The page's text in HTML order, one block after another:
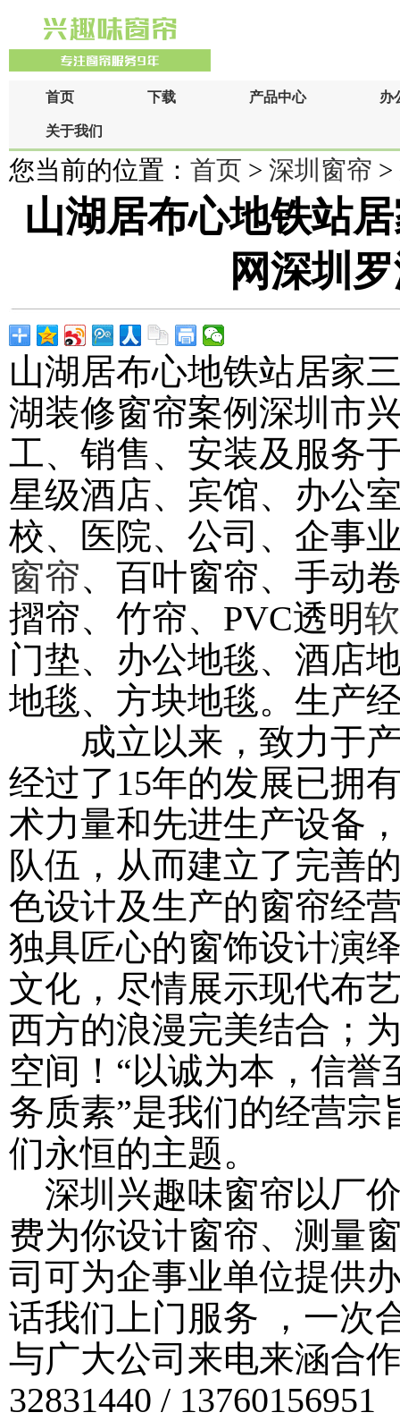
首页 下载 产品中心 办
关于我们
您当前的位置： 首页 > 深圳窗帘 >
山湖居布心地铁站
网深圳
山湖居布心地铁站居家
湖装修窗帘案例深圳市
工、销售、安装及服务
星级酒店、宾馆、办公
校、医院、公司、企事
窗帘、百叶窗帘、手动
摺帘、竹帘、PVC透明
门垫、办公地毯、酒店
地毯、方块地毯。生产
成立以来，致力于产
经过了15年的发展已拥
术力量和先进生产设备
队伍，从而建立了完善
色设计及生产的窗帘
独具匠心的窗饰设计演
文化，尽情展示现代布
西方的浪漫完美结合；
空间！“以诚为本，信
务质素”是我们的经营宗
们永恒的主题。
深圳兴趣味窗帘以厂
费为你设计窗帘、测量
司可为企事业单位提供
话我们上门服务 ，一次
与广大公司来电来涵合
32831440 / 13760156951